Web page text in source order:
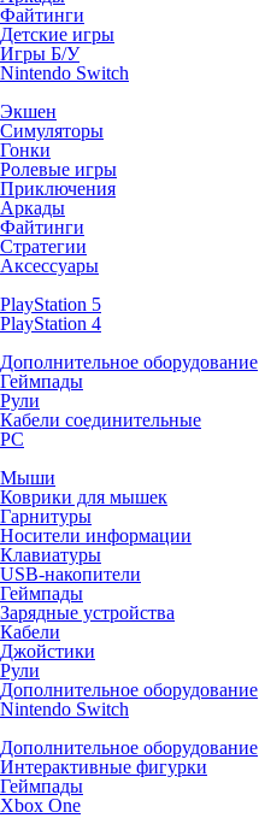
Файтинги
Детские игры
Игры Б/У
Nintendo Switch
Экшен
Симуляторы
Гонки
Ролевые игры
Приключения
Аркады
Файтинги
Стратегии
Аксессуары
PlayStation 5
PlayStation 4
Дополнительное оборудование
Геймпады
Рули
Кабели соединительные
PC
Мыши
Коврики для мышек
Гарнитуры
Носители информации
Клавиатуры
USB-накопители
Геймпады
Зарядные устройства
Кабели
Джойстики
Рули
Дополнительное оборудование
Nintendo Switch
Дополнительное оборудование
Интерактивные фигурки
Геймпады
Xbox One